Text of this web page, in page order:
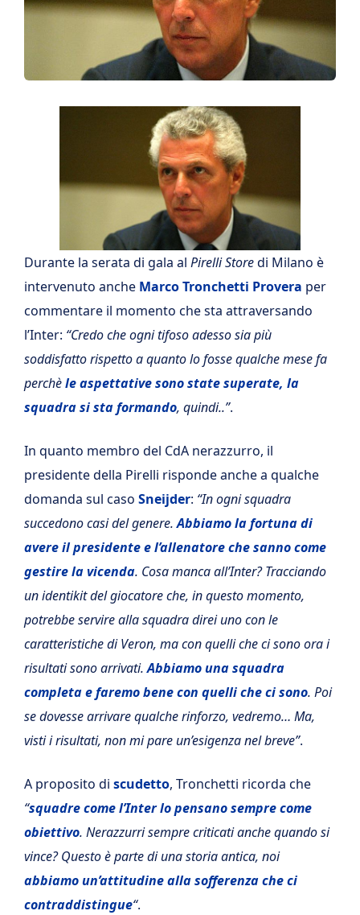
Durante la serata di gala al Pirelli Storedi Milano è
intervenuto anche Marco Tronchetti Provera per
commentare il momento che sta attraversando
l’Inter: “Credo che ogni tifoso adesso sia più
soddisfatto rispetto a quanto lo fosse qualche mese fa
perchèle aspettative sono state superate, la
squadra si sta formando, quindi..”.
In quanto membro del CdA nerazzurro, il
presidente della Pirelli risponde anche a qualche
domanda sul caso Sneijder: “In ogni squadra
succedono casi del genere.Abbiamo la fortuna di
avere il presidente e l’allenatore che sanno come
gestire la vicenda. Cosa manca all’Inter? Tracciando
un identikit del giocatore che, in questo momento,
potrebbe servire alla squadra direi uno con le
caratteristiche di Veron, ma con quelli che ci sono ora i
risultati sono arrivati.Abbiamo una squadra
completa e faremo bene con quelli che ci sono. Poi
se dovesse arrivare qualche rinforzo, vedremo… Ma,
visti i risultati, non mi pare un’esigenza nel breve”.
A proposito di scudetto, Tronchetti ricorda che
“squadre come l’Inter lo pensano sempre come
obiettivo. Nerazzurri sempre criticati anche quando si
vince? Questo è parte di una storia antica, noi
abbiamo un’attitudine alla sofferenza che ci
contraddistingue“.